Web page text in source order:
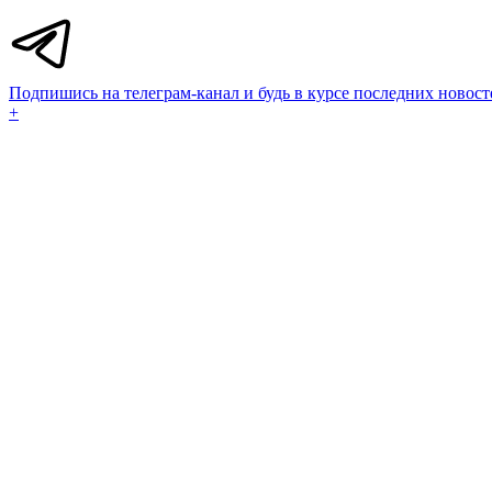
Подпишись на телеграм-канал и будь в курсе последних
+